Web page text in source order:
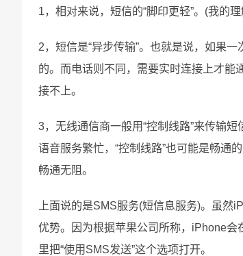
1，相对来说，短信的“脚印更轻”。(我的
2，短信是“异步传输”。也就是说，如果
的。而电话则不同，需要实时连接上才能
接不上。
3，无线通信商一般用“控制线路”来传输
语音服务繁忙，“控制线路”也可能是畅通
畅通无阻。
上面说的是SMS服务(短信息服务)。虽
优势。因为根据苹果公司所称，iPhone
里把“使用SMS发送”这个选项打开。